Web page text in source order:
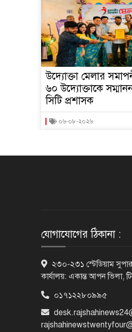
উদ্যোক্তা মেলার
৬০ উদ্যোক্তাকে
সিটি প্রশাসক
০৬-০৮-২০২৬
যোগাযোগের ঠিকানা :
২৩০-২৩১ স্টেডিয়াম সুপার
কার্যালয়: একান্ত আপন ভিলা,
০১৭১২২৮০৯৯৫